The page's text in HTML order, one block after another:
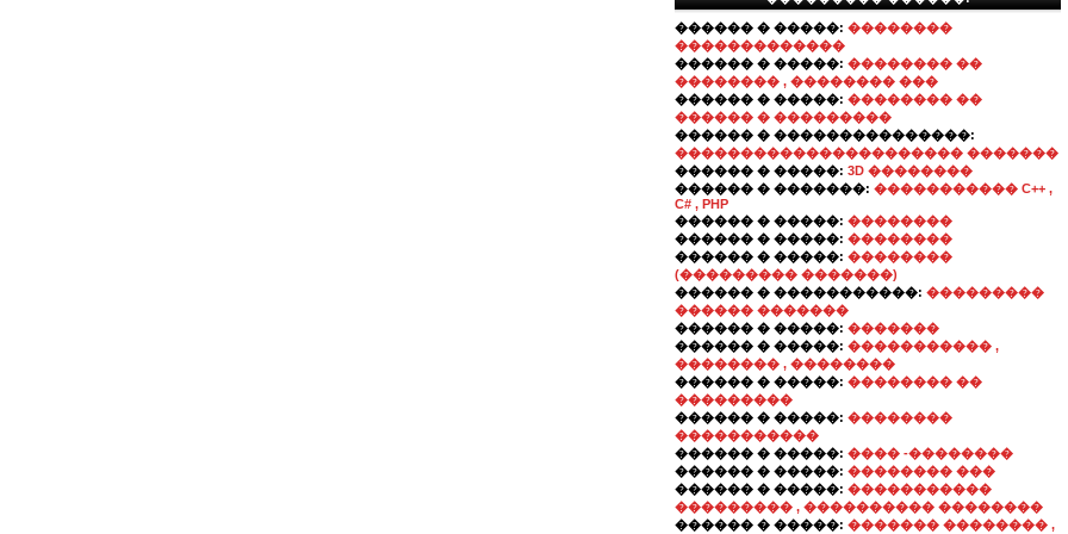
������ � �����: ��������
�������������
������ � �����: �������� ��
�������� , �������� ���
������ � �����: �������� ��
������ � ���������
������ � ���������������:
���������������������� �������
������ � �����: 3D ��������
������ � �������: ����������� C++ ,
C# , PHP
������ � �����: ��������
������ � �����: ��������
������ � �����: ��������
(��������� �������)
������ � �����������: ���������
������ �������
������ � �����: �������
������ � �����: ����������� ,
�������� , ��������
������ � �����: �������� ��
���������
������ � �����: ��������
�����������
������ � �����: ���� -��������
������ � �����: �������� ���
������ � �����: �����������
��������� , ���������� ��������
������ � �����: ������� �������� ,